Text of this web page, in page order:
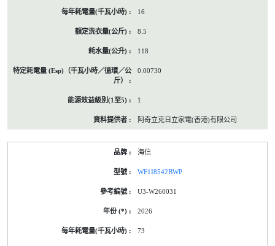
16
8.5
118
0.00730
1
阿奇立克日立家電(香港)有限公司
海信
WF1I8542BWP
U3-W260031
2026
73